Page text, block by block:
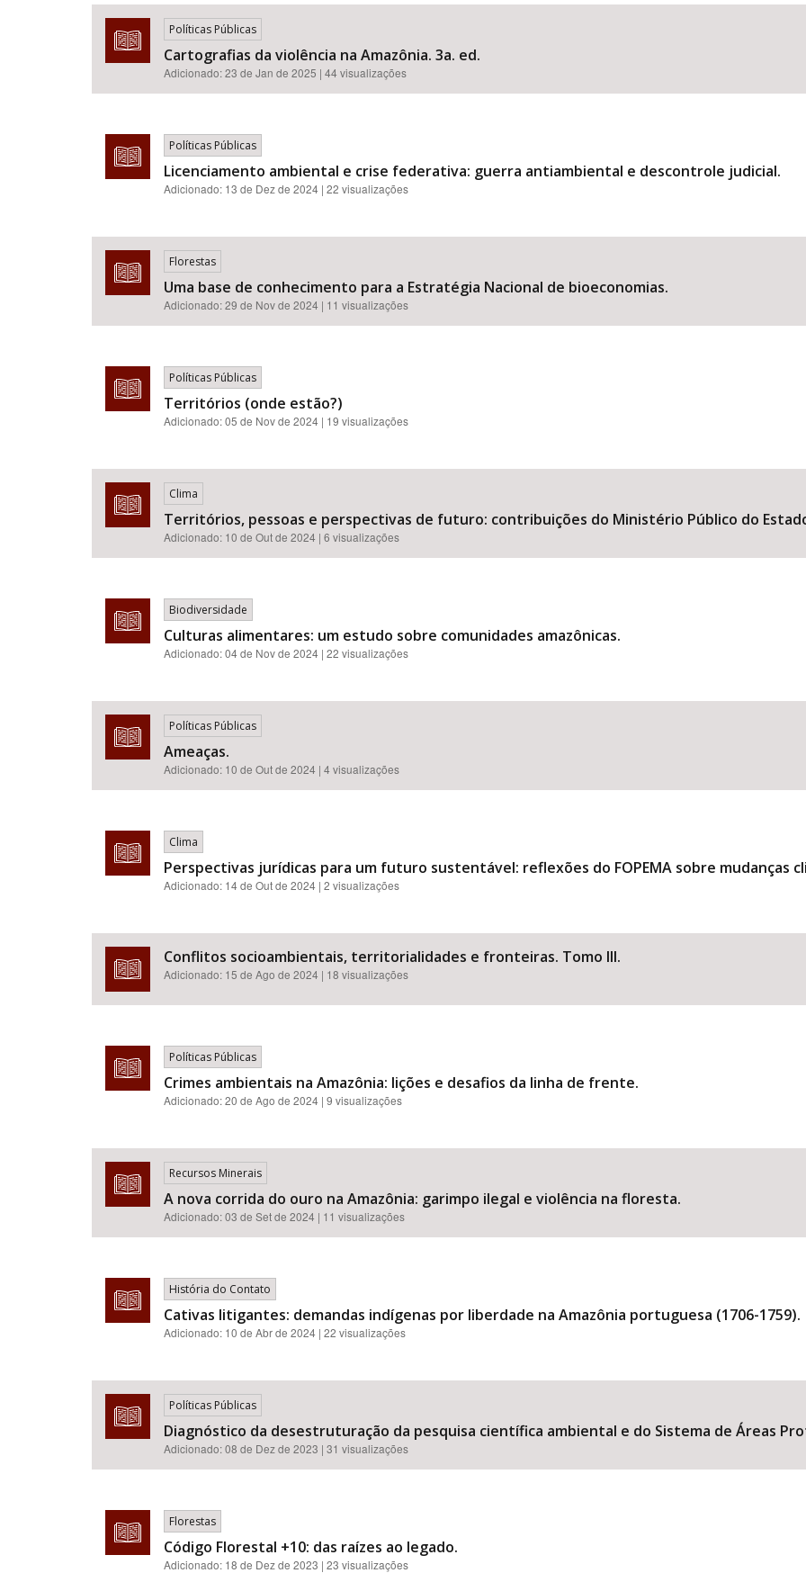
Políticas Públicas
Cartografias da violência na Amazônia. 3a. ed.
Adicionado:23 de Jan de 2025 | 44 visualizações
Políticas Públicas
Licenciamento ambiental e crise federativa: guerra antiambiental e descontrole judicial.
Adicionado: 13 de Dez de 2024 | 22 visualizações
Florestas
Uma base de conhecimento para a Estratégia Nacional de bioeconomias.
Adicionado:29 de Nov de 2024 | 11 visualizações
Políticas Públicas
Territórios (onde estão?)
Adicionado:05 de Nov de 2024 | 19 visualizações
Clima
Territórios, pessoas e perspectivas de futuro: contribuições do Ministério Público do
Adicionado: 10 de Out de 2024 | 6 visualizações
Biodiversidade
Culturas alimentares: um estudo sobre comunidades amazônicas.
Adicionado:04 de Nov de 2024 | 22 visualizações
Políticas Públicas
Ameaças.
Adicionado: 10 de Out de 2024 | 4 visualizações
Clima
Perspectivas jurídicas para um futuro sustentável: reflexões do FOPEMA sobre mudanças
Adicionado: 14 de Out de 2024 | 2 visualizações
Conflitos socioambientais, territorialidades e fronteiras. Tomo III.
Adicionado: 15 de Ago de 2024 | 18 visualizações
Políticas Públicas
Crimes ambientais na Amazônia: lições e desafios da linha de frente.
Adicionado:20 de Ago de 2024 | 9 visualizações
Recursos Minerais
A nova corrida do ouro na Amazônia: garimpo ilegal e violência na floresta.
Adicionado:03 de Set de 2024 | 11 visualizações
História do Contato
Cativas litigantes: demandas indígenas por liberdade na Amazônia portuguesa (1706-1759).
Adicionado: 10 de Abr de 2024 | 22 visualizações
Políticas Públicas
Diagnóstico da desestruturação da pesquisa científica ambiental e do Sistema de Áreas
Adicionado:08 de Dez de 2023 | 31 visualizações
Florestas
Código Florestal +10: das raízes ao legado.
Adicionado: 18 de Dez de 2023 | 23 visualizações